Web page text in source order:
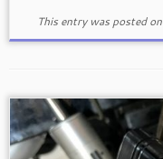
This entry was posted on